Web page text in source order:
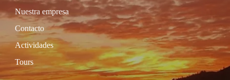
Nuestra empresa
Contacto
Actividades
Tours